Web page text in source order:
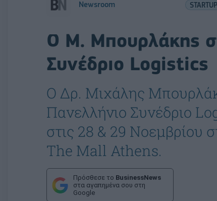
Newsroom
Ο Μ. Μπουρλάκης
Συνέδριο Logistics
Ο Δρ. Μιχάλης
Πανελλήνιο Συνέδριο
στις 28 & 29
The Mall Athens.
Πρόσθεσε το BusinessNews
στα αγαπημένα σου στη
Google